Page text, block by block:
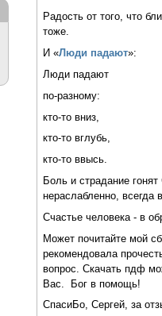
Радость от того, что
тоже.
И «Люди падают»:
Люди падают
по-разному:
кто-то вниз,
кто-то вглубь,
кто-то ввысь.
Боль и страдание
нераслабленно, всегда
Счастье человека - в
Может почитайте мой
рекомендовала
вопрос. Скачать пдф
Вас. Бог в помощь!
СпасиБо, Сергей, за